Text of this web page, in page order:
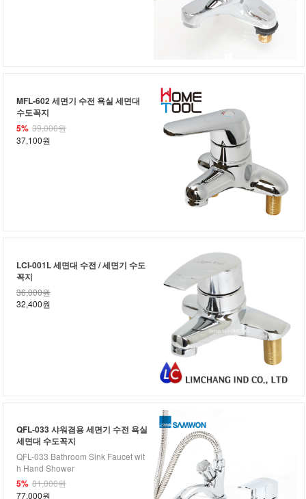
MFL-602 세면기 수전 욕실 세면대
수도꼭지
5% 39,000원
37,100원
LCI-001L 세면대 수전 / 세면기 수도
꼭지
36,000원
32,400원
QFL-033 샤워겸용 세면기 수전 욕실
세면대 수도꼭지
QFL-033 Bathroom Sink Faucet wit
h Hand Shower
5% 81,000원
77,000원